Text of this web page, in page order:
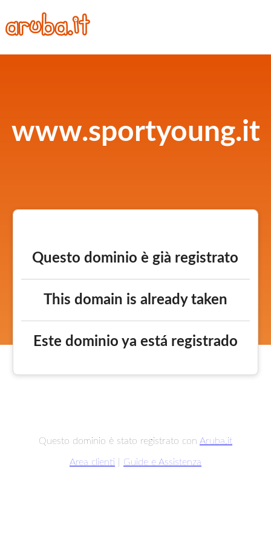
www.sportyoung.it
Questo dominio è già registrato
This domain is already taken
Este dominio ya está registrado
Questo dominio è stato registrato con Aruba.it
Area clienti Guide e Assistenza